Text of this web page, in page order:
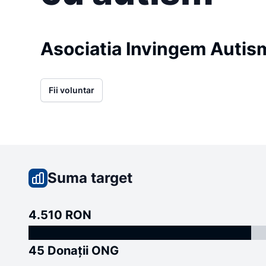
Asociatia Invingem
Fii voluntar
Suma target
4.510 RON
45 Donații ONG